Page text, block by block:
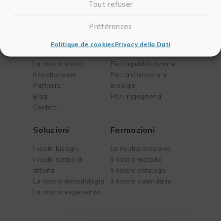
Tout refuser
Préférences
Politique de cookies Privacy della Dati
La nostra storia
Il nostro team
Partners
Blog
Contatti
Per la pubblicazione
Per la chimica e la
biologia
Per l’ingegneria
Soluzioni
I vostri bisogni
I vostri settori di
attività
La nostra metodologia
La nostra esperienza
Formazioni
La nostra missione
Il nostro metodo
Il nostro catalogo
Il nostro calendario